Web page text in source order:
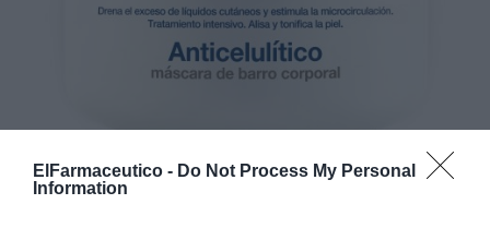
ElFarmaceutico - Do Not Process My Personal
Information
Somatoline Cosmetic amplía su